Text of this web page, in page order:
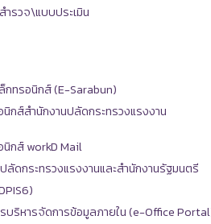
รวจ\แบบประเมิน
กทรอนิกส์ (E-Sarabun)
กส์สำนักงานปลัดกระทรวงแรงงาน
กส์ workD Mail
ลัดกระทรวงแรงงานและสำนักงานรัฐมนตรี
บริหารจัดการข้อมูลภายใน (e-Office